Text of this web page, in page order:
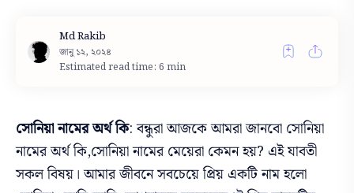
Estimated read time: 6 min
সোনিয়া নামের অর্থ কি:বন্ধুরাআজকে আমরা জানবো সোনিয়া
নামের অর্থ কি,সোনিয়া নামের মেয়েরা কেমন হয়? এই যাবতী
সকল বিষয়।আমার জীবনে সবচেয়ে প্রিয় একটিনাম হলো